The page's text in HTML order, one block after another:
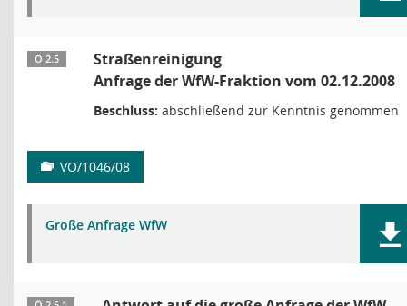
Ö 2.5
Straßenreinigung
Anfrage der WfW-Fraktion vom 02.12.2008
Beschluss: abschließend zur Kenntnis genommen
VO/1046/08
Große Anfrage WfW